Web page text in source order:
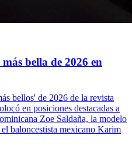
bella de 2026 en
bellos' de 2026 de la revista
en posiciones destacadas a
Zoe Saldaña, la modelo
baloncestista mexicano Karim